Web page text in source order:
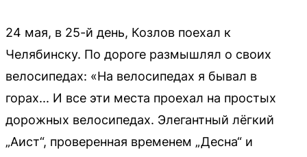
24 мая, в 25-й день, Козлов поехал к
Челябинску. По дороге размышлял о своих
велосипедах: «На велосипедах я бывал в
горах... И все эти места проехал на простых
дорожных велосипедах. Элегантный лёгкий
„Аист“, проверенная временем „Десна“ и